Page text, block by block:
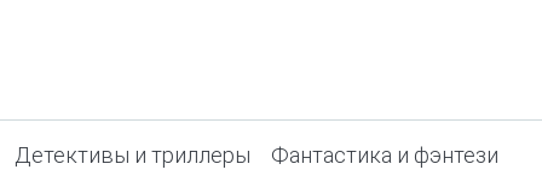
Детективы и триллеры Фантастика и фэнтези